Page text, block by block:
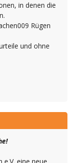
in denen die
Rügen
und ohne